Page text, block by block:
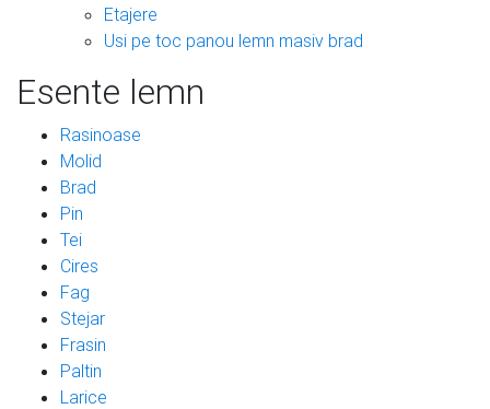
Etajere
Usi pe toc panou lemn masiv brad
Esente lemn
Rasinoase
Molid
Brad
Pin
Tei
Cires
Fag
Stejar
Frasin
Paltin
Larice